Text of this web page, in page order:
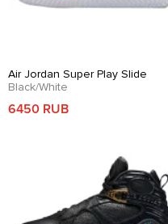
Air Jordan Super Play Slide
Black/White
6450 RUB